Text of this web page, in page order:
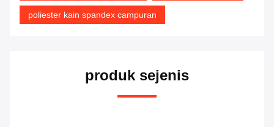
poliester kain spandex campuran
produk sejenis